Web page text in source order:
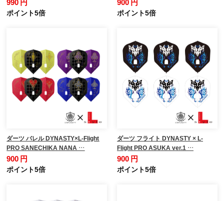
ポイント5倍 ポイント5倍
ダーツ バレル DYNASTY×L-Flight
PRO SANECHIKA NANA …
900 円
ポイント5倍
ダーツ フライト DYNASTY × L-
Flight PRO ASUKA ver.1 …
900 円
ポイント5倍